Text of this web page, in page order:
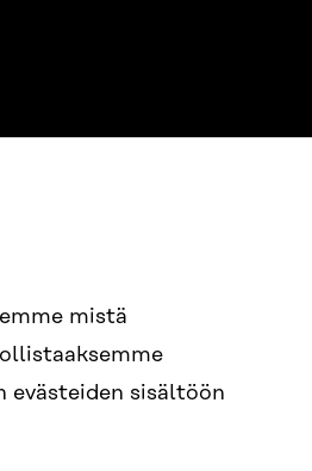
mistä
sisältöön